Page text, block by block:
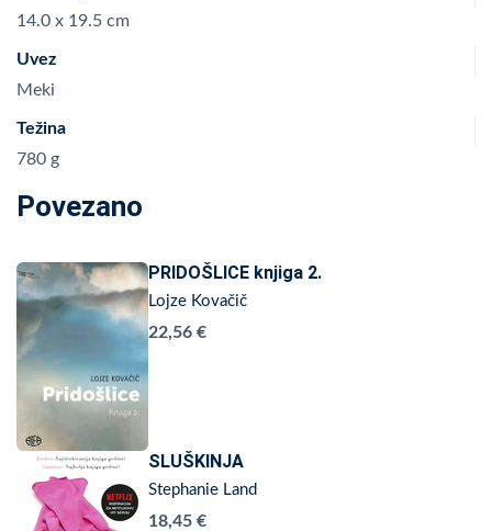
14.0 x 19.5 cm
Uvez
Meki
Težina
780 g
Povezano
PRIDOŠLICE knjiga 2.
Lojze Kovačič
22,56 €
SLUŠKINJA
Stephanie Land
18,45 €